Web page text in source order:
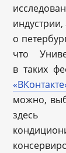
о
что
в таких
можно,
здесь